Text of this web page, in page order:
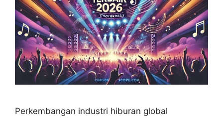
Perkembangan industri hiburan global